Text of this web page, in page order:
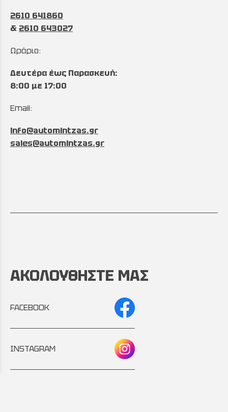
2610 641860
& 2610 643027
Ωράριο:
Δευτέρα έως Παρασκευή:
8:00 με 17:00
Email:
info@automintzas.gr
sales@automintzas.gr
ΑΚΟΛΟΥΘΗΣΤΕ ΜΑΣ
FACEBOOK
INSTAGRAM